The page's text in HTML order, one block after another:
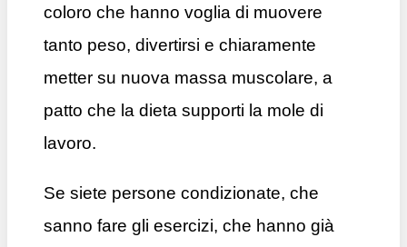
coloro che hanno voglia di muovere
tanto peso, divertirsi e chiaramente
metter su nuova massa muscolare, a
patto che la dieta supporti la mole di
lavoro.
Se siete persone condizionate, che
sanno fare gli esercizi, che hanno già